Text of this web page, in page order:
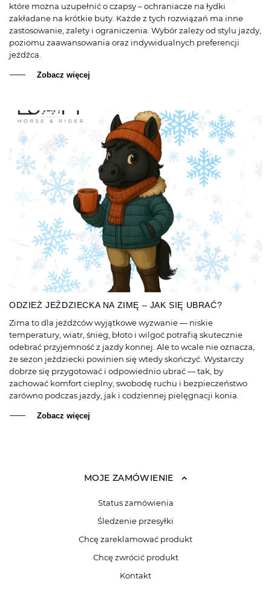
które można uzupełnić o czapsy – ochraniacze na łydki
zakładane na krótkie buty. Każde z tych rozwiązań ma inne
zastosowanie, zalety i ograniczenia. Wybór zależy od stylu jazdy,
poziomu zaawansowania oraz indywidualnych preferencji
jeźdźca.
Zobacz więcej
ODZIEŻ JEŹDZIECKA NA ZIMĘ – JAK SIĘ UBRAĆ?
Zima to dla jeźdźców wyjątkowe wyzwanie — niskie
temperatury, wiatr, śnieg, błoto i wilgoć potrafią skutecznie
odebrać przyjemność z jazdy konnej. Ale to wcale nie oznacza,
że sezon jeździecki powinien się wtedy skończyć. Wystarczy
dobrze się przygotować i odpowiednio ubrać — tak, by
zachować komfort cieplny, swobodę ruchu i bezpieczeństwo
zarówno podczas jazdy, jak i codziennej pielęgnacji konia.
Zobacz więcej
MOJE ZAMÓWIENIE
Status zamówienia
Śledzenie przesyłki
Chcę zareklamować produkt
Chcę zwrócić produkt
Kontakt